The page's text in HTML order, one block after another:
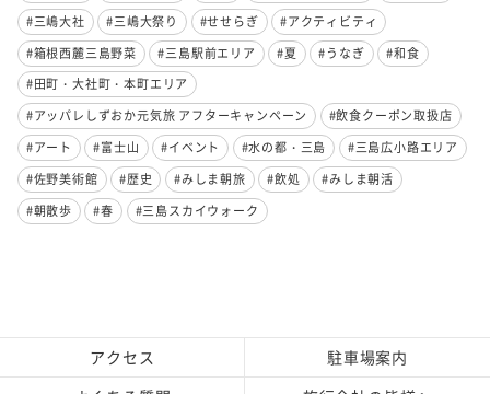
#三嶋大社
#三嶋大祭り #せせらぎ
#アクティビティ
#箱根西麓三島野菜
#三島駅前エリア #夏 #うなぎ
#和食
#田町・大社町・本町エリア
#アッパレしずおか元気旅 アフターキャンペーン
#飲食クーポン取扱店
#アート
#富士山 #イベント #水の都・三島
#三島広小路エリア
#佐野美術館
#歴史 #みしま朝旅 #飲処
#みしま朝活
#朝散歩
#春 #三島スカイウォーク
アクセス
駐車場案内